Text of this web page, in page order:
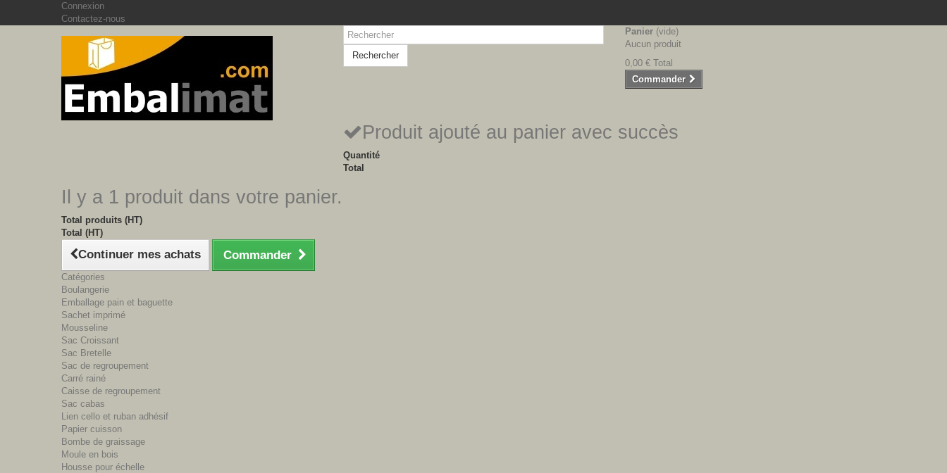
Connexion
Contactez-nous
Rechercher
Panier (vide)
Aucun produit
0,00 € Total
Commander
Produit ajouté au panier avec succès
Quantité
Total
Il y a 1 produit dans votre panier.
Total produits (HT)
Total (HT)
Continuer mes achats Commander
Catégories
Boulangerie
Emballage pain et baguette
Sachet imprimé
Mousseline
Sac Croissant
Sac Bretelle
Sac de regroupement
Carré rainé
Caisse de regroupement
Sac cabas
Lien cello et ruban adhésif
Papier cuisson
Bombe de graissage
Moule en bois
Housse pour échelle